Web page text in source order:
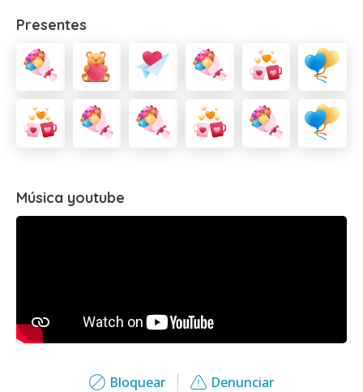
Bloquear Denunciar
Presentes
Música youtube